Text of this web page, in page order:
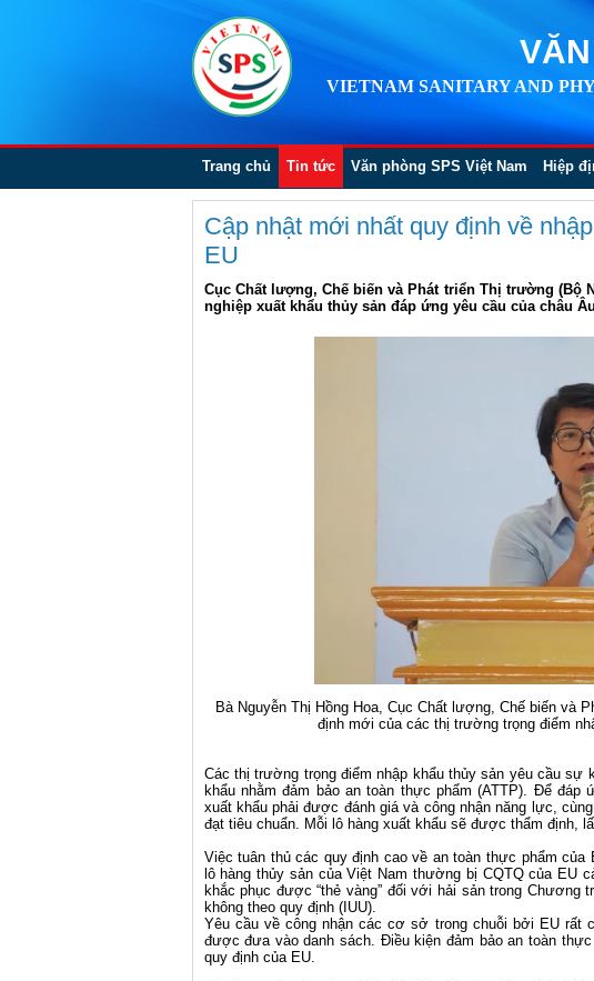
VIETNAM SANITARY AND
Trang chủ Tin tức Văn phòng SPS Việt Nam Hiệp
Cập nhật mới nhất quy định về
EU
Cục Chất lượng, Chế biến và Phát triển Thị trường (Bộ
nghiệp xuất khẩu thủy sản đáp ứng yêu cầu của châu
Bà Nguyễn Thị Hồng Hoa, Cục Chất lượng, Chế biến và
định mới của các thị trường trọng điểm
Các thị trường trọng điểm nhập khẩu thủy sản yêu cầu
khẩu nhằm đảm bảo an toàn thực phẩm (ATTP). Để đáp
xuất khẩu phải được đánh giá và công nhận năng lực,
đạt tiêu chuẩn. Mỗi lô hàng xuất khẩu sẽ được thẩm định,
Việc tuân thủ các quy định cao về an toàn thực phẩm
lô hàng thủy sản của Việt Nam thường bị CQTQ của EU
khắc phục được “thẻ vàng” đối với hải sản trong Chương
không theo quy định (IUU).
Yêu cầu về công nhận các cơ sở trong chuỗi bởi EU
được đưa vào danh sách. Điều kiện đảm bảo an toàn
quy định của EU.